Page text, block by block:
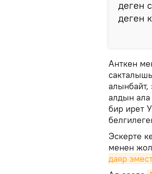
деген
деген
Анткен
алдын
бир ирет
Эскерте
менен
даяр